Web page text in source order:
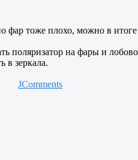
фар тоже плохо, можно в
на фары и
в зеркала.
JComments